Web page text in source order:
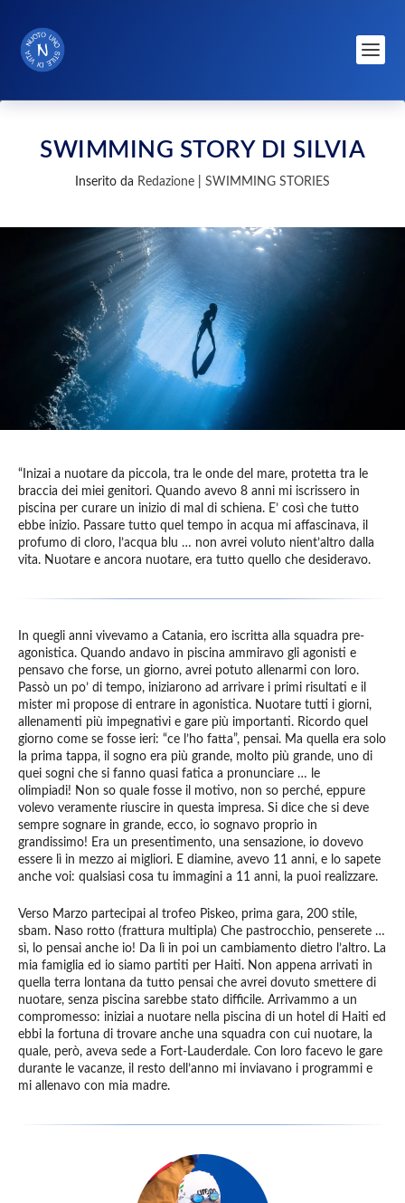
SWIMMING STORY DI SILVIA
Inserito da Redazione SWIMMING STORIES
“Inizai a nuotare da piccola, tra le onde del mare, protetta tra le
braccia dei miei genitori. Quando avevo 8 anni mi iscrissero in
piscina per curare un inizio di mal di schiena. E’ così che tutto
ebbe inizio. Passare tutto quel tempo in acqua mi affascinava, il
profumo di cloro, l’acqua blu … non avrei voluto nient’altro dalla
vita. Nuotare e ancora nuotare, era tutto quello che desideravo.
In quegli anni vivevamo a Catania, ero iscritta alla squadra pre-
agonistica. Quando andavo in piscina ammiravo gli agonisti e
pensavo che forse, un giorno, avrei potuto allenarmi con loro.
Passò un po’ di tempo, iniziarono ad arrivare i primi risultati e il
mister mi propose di entrare in agonistica. Nuotare tutti i giorni,
allenamenti più impegnativi e gare più importanti. Ricordo quel
giorno come se fosse ieri: “ce l’ho fatta”, pensai. Ma quella era solo
la prima tappa, il sogno era più grande, molto più grande, uno di
quei sogni che si fanno quasi fatica a pronunciare … le
olimpiadi! Non so quale fosse il motivo, non so perché, eppure
volevo veramente riuscire in questa impresa. Si dice che si deve
sempre sognare in grande, ecco, io sognavo proprio in
grandissimo! Era un presentimento, una sensazione, io dovevo
essere lì in mezzo ai migliori. E diamine, avevo 11 anni, e lo sapete
anche voi: qualsiasi cosa tu immagini a 11 anni, la puoi realizzare.
Verso Marzo partecipai al trofeo Piskeo, prima gara, 200 stile,
sbam. Naso rotto (frattura multipla) Che pastrocchio, penserete …
sì, lo pensai anche io! Da lì in poi un cambiamento dietro l’altro. La
mia famiglia ed io siamo partiti per Haiti. Non appena arrivati in
quella terra lontana da tutto pensai che avrei dovuto smettere di
nuotare, senza piscina sarebbe stato difficile. Arrivammo a un
compromesso: iniziai a nuotare nella piscina di un hotel di Haiti ed
ebbi la fortuna di trovare anche una squadra con cui nuotare, la
quale, però, aveva sede a Fort-Lauderdale. Con loro facevo le gare
durante le vacanze, il resto dell’anno mi inviavano i programmi e
mi allenavo con mia madre.